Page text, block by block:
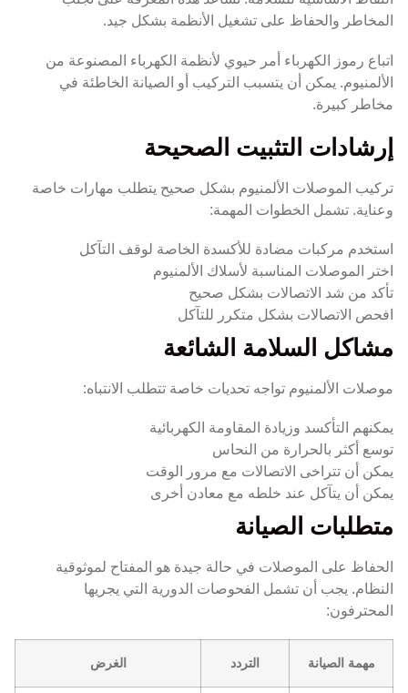
المخاطر والحفاظ على تشغيل الأنظمة بشكل جيد.
اتباع رموز الكهرباء أمر حيوي لأنظمة الكهرباء المصنوعة من
الألمنيوم. يمكن أن يتسبب التركيب أو الصيانة الخاطئة في
مخاطر كبيرة.
إرشادات التثبيت الصحيحة
تركيب الموصلات الألمنيوم بشكل صحيح يتطلب مهارات خاصة
وعناية. تشمل الخطوات المهمة:
استخدم مركبات مضادة للأكسدة الخاصة لوقف التآكل
اختر الموصلات المناسبة لأسلاك الألمنيوم
تأكد من شد الاتصالات بشكل صحيح
افحص الاتصالات بشكل متكرر للتآكل
مشاكل السلامة الشائعة
موصلات الألمنيوم تواجه تحديات خاصة تتطلب الانتباه:
يمكنهم التأكسد وزيادة المقاومة الكهربائية
توسع أكثر بالحرارة من النحاس
يمكن أن تتراخى الاتصالات مع مرور الوقت
يمكن أن يتآكل عند خلطه مع معادن أخرى
متطلبات الصيانة
الحفاظ على الموصلات في حالة جيدة هو المفتاح لموثوقية
النظام. يجب أن تشمل الفحوصات الدورية التي يجريها
المحترفون:
مهمة الصيانة التردد الغرض